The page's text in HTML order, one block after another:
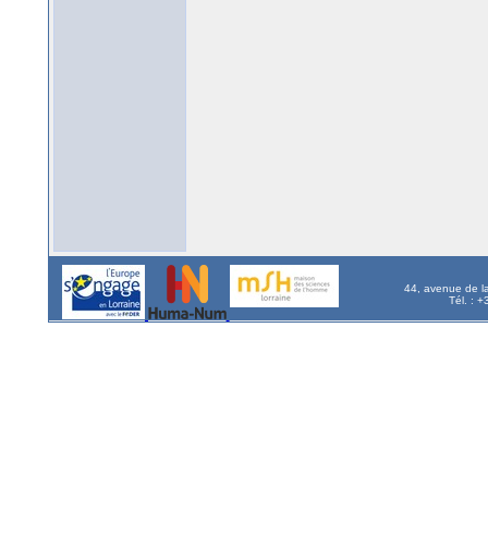
44, avenue de
Tél. :